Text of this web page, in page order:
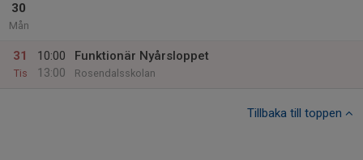
30
Mån
31
Tis
10:00
13:00
Funktionär Nyårsloppet
Rosendalsskolan
Tillbaka till toppen